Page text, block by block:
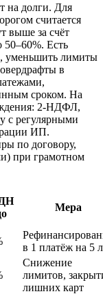
на долги. Для
считается
выше за счёт
50–60%. Есть
уменьшить лимиты
в
сроком. На
2‑НДФЛ,
с регулярными
ИП.
по договору,
при грамотном
Мера
в 1 платёж на 5
Снижение
лимитов,
лишних карт